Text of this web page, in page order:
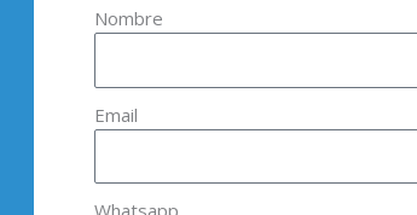
Nombre
Email